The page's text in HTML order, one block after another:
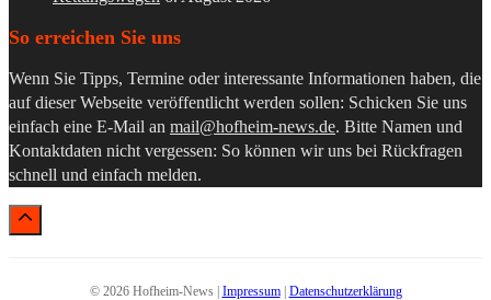
So erreichen Sie uns
Wenn Sie Tipps, Termine oder interessante Informationen haben, die
auf dieser Webseite veröffentlicht werden sollen: Schicken Sie uns
einfach eine E-Mail an mail@hofheim-news.de. Bitte Namen und
Kontaktdaten nicht vergessen: So können wir uns bei Rückfragen
schnell und einfach melden.
© 2026 Hofheim-News | Impressum| Datenschutzerklärung